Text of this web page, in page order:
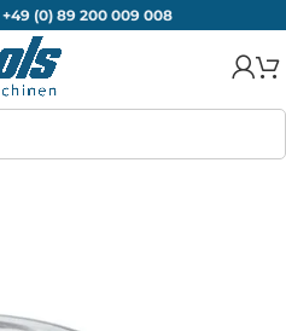
+49 (0) 89 200 009 008